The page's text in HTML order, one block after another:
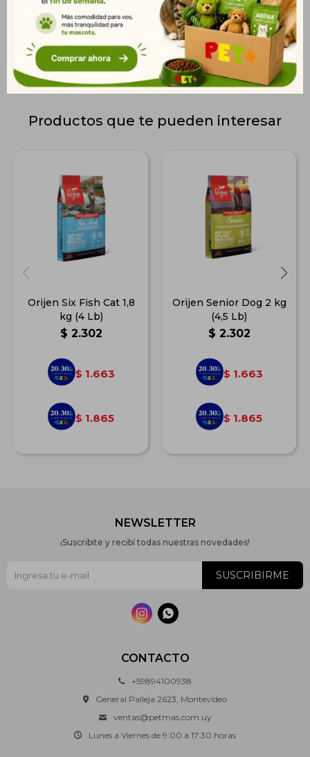
completa, equilibrada y nutritiva para mantenerse saludables y
activos. ? Presentación: Bolsa de 22kg. ? Entrega rápida en
Montevideo y todo Uruguay.
Productos que te pueden interesar
Orijen Six Fish Cat 1,8
kg (4 Lb)
$ 2.302
$ 1.663
$ 1.865
Orijen Senior Dog 2 kg
(4,5 Lb)
$ 2.302
$ 1.663
$ 1.865
CONTACTO
+59894100938
General Palleja 2623, Montevideo
ventas@petmas.com.uy
Lunes a Viernes de 9:00 a 17:30 horas
NEWSLETTER
¡Suscribite y recibí todas nuestras novedades!
SUSCRIBIRME
 